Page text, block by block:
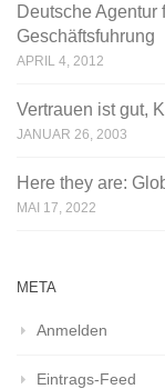
Deutsche Agentur
Geschäftsfuhrung
APRIL 4, 2012
Vertrauen ist gut,
JANUAR 26, 2003
Here they are:
MAI 17, 2022
META
Anmelden
Eintrags-Feed